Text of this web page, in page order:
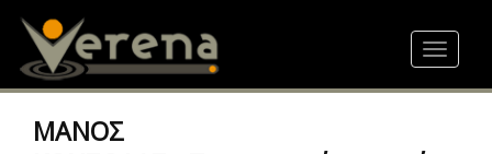
content
Toggle
ΜΑΝΟΣ